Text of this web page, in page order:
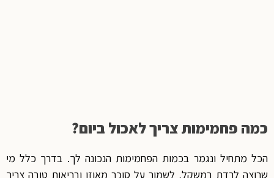
כמה פחמימות צריך לאכול ביום?
הכל מתחיל ונגמר בכמות הפחמימות הנכונה לך. בדרך כלל מי
שרוצה לרדת במשקל, לשמור על סוכר מאוזן ובריאות טובה צריך